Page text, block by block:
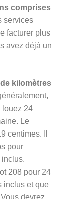
comprises
services
facturer plus
avez déjà un
kilomètres
louez 24
Le
centimes. Il
pour
208 pour 24
inclus et que